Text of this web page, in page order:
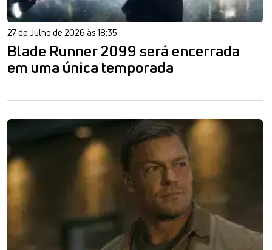
27 de Julho de 2026 às 18:35
Blade Runner 2099 será encerrada
em uma única temporada